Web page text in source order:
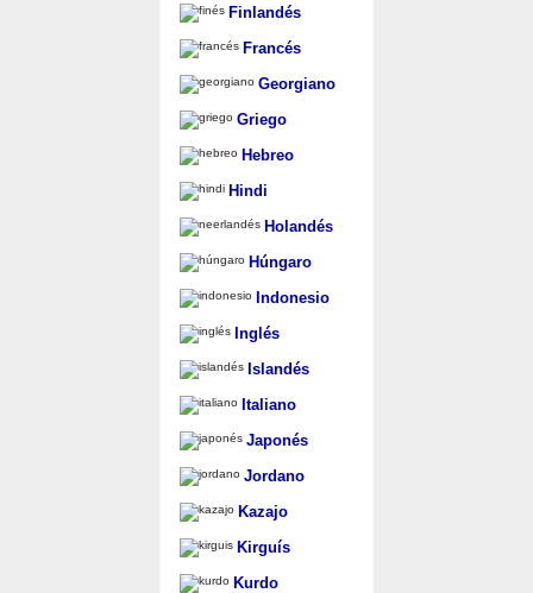
Finlandés
Francés
Georgiano
Griego
Hebreo
Hindi
Holandés
Húngaro
Indonesio
Inglés
Islandés
Italiano
Japonés
Jordano
Kazajo
Kirguís
Kurdo